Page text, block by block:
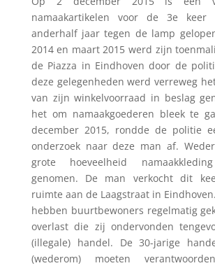
namaakartikelen voor de 3e
anderhalf jaar tegen de lamp
2014 en maart 2015 werd zijn
de Piazza in Eindhoven door de
deze gelegenheden werd verreweg
van zijn winkelvoorraad in beslag
het om namaakgoederen bleek te
december 2015, rondde de politie
onderzoek naar deze man af.
grote hoeveelheid
genomen. De man verkocht dit
ruimte aan de Laagstraat in
hebben buurtbewoners regelmatig
overlast die zij ondervonden
(illegale) handel. De 30-jarige
(wederom) moeten